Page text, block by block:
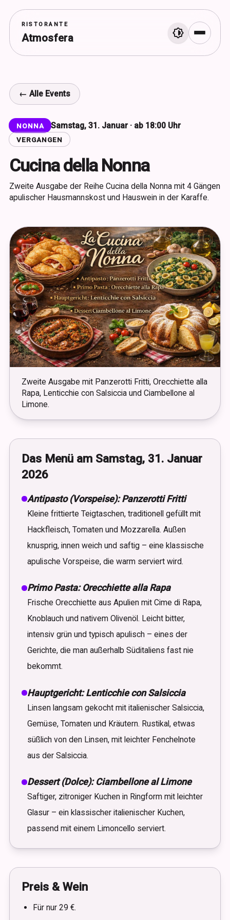
RISTORANTE
Atmosfera Menü
← Alle Events
NONNA Samstag, 31. Januar · ab 18:00 Uhr
VERGANGEN
Cucina della Nonna
Zweite Ausgabe der Reihe Cucina della Nonna mit 4 Gängen
apulischer Hausmannskost und Hauswein in der Karaffe.
Zweite Ausgabe mit Panzerotti Fritti, Orecchiette alla
Rapa, Lenticchie con Salsiccia und Ciambellone al
Limone.
Das Menü am Samstag, 31. Januar
2026
Antipasto (Vorspeise): Panzerotti Fritti
Kleine frittierte Teigtaschen, traditionell gefüllt mit
Hackfleisch, Tomaten und Mozzarella. Außen
knusprig, innen weich und saftig – eine klassische
apulische Vorspeise, die warm serviert wird.
Primo Pasta: Orecchiette alla Rapa
Frische Orecchiette aus Apulien mit Cime di Rapa,
Knoblauch und nativem Olivenöl. Leicht bitter,
intensiv grün und typisch apulisch – eines der
Gerichte, die man außerhalb Süditaliens fast nie
bekommt.
Hauptgericht: Lenticchie con Salsiccia
Linsen langsam gekocht mit italienischer Salsiccia,
Gemüse, Tomaten und Kräutern. Rustikal, etwas
süßlich von den Linsen, mit leichter Fenchelnote
aus der Salsiccia.
Dessert (Dolce): Ciambellone al Limone
Saftiger, zitroniger Kuchen in Ringform mit leichter
Glasur – ein klassischer italienischer Kuchen,
passend mit einem Limoncello serviert.
Preis & Wein
Für nur 29 €.